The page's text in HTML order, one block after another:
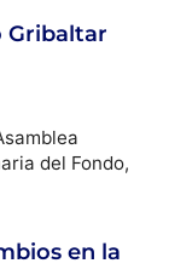
Gribaltar
del Fondo,
en la